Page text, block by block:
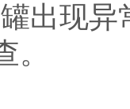
现异